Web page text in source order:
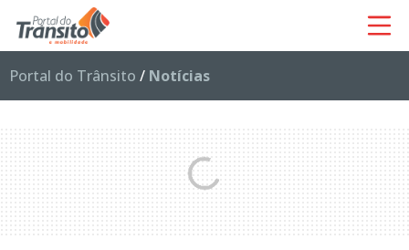
Portal do Trânsito / Notícias